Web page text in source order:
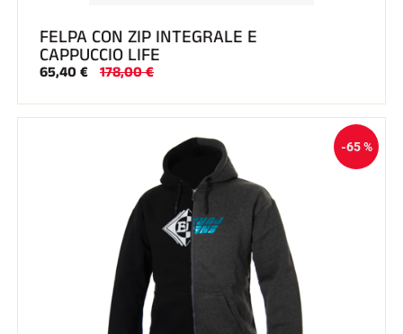
FELPA CON ZIP INTEGRALE E
CAPPUCCIO LIFE
65,40 € 178,00 €
-65 %